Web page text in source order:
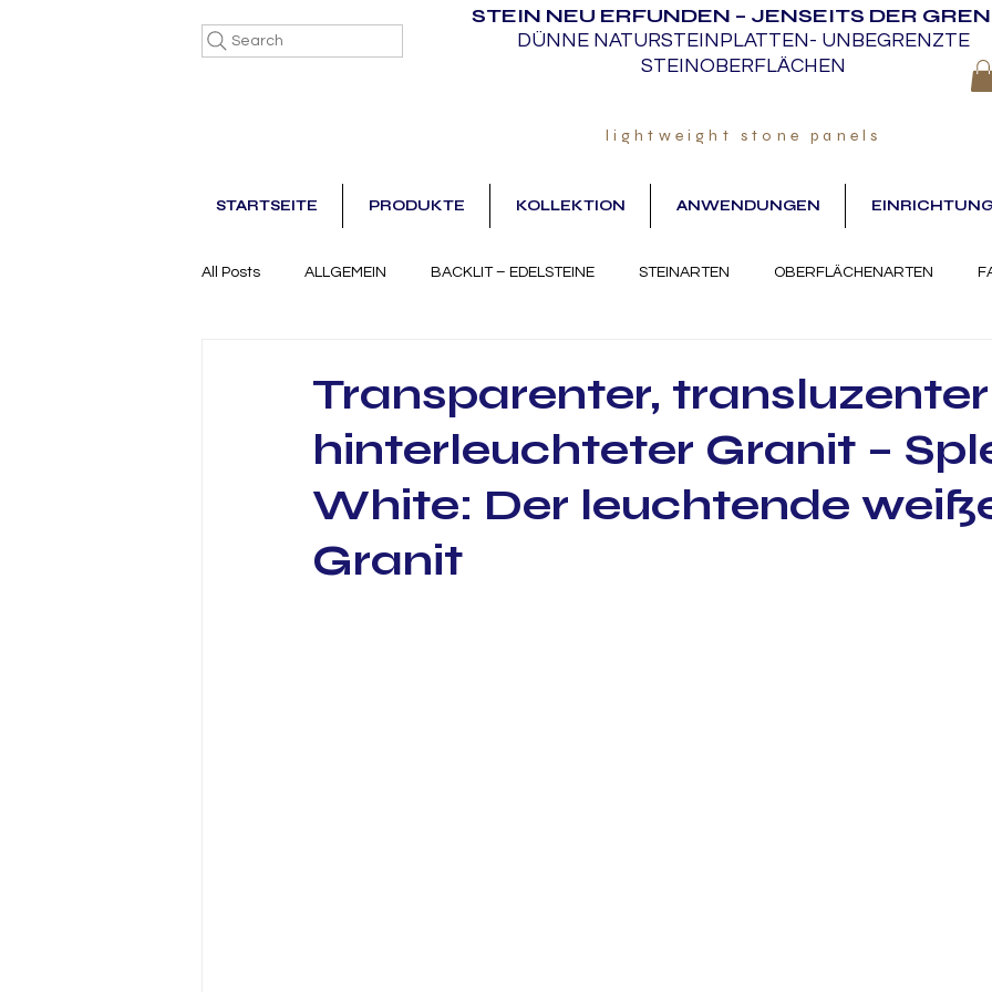
Search
STEIN NEU ERFUNDEN – JENSEITS DER
DÜNNE NATURSTEINPLATTEN- UNBEGRENZTE
STEINOBERFLÄCHEN
lightweight stone panels
STARTSEITE PRODUKTE KOLLEKTION ANWENDUNGEN
All Posts ALLGEMEIN BACKLIT – EDELSTEINE STEINARTEN OBERFLÄCHENARTEN
Transparenter,
hinterleuchteter Granit –
White: Der leuchtende
Granit